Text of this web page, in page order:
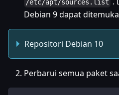
/etc/apt/sources.list
Debian 9 dapat
Repositori Debian 10
Perbarui semua paket